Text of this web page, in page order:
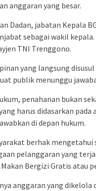
anggaran yang besar.
Dadan, jabatan Kepala
sebagai wakil
TNI Trenggono.
yang langsung
publik menunggu
penahanan bukan
harus didasarkan
di depan hukum.
berhak mengetahui
pelanggaran yang
Bergizi Gratis atau
anggaran yang